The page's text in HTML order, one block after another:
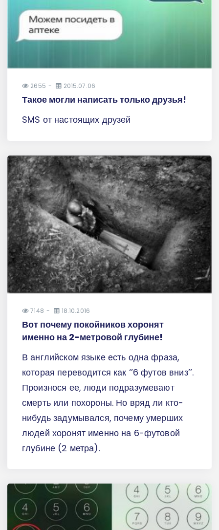
2655 2015.07.06
Такое могли написать только друзья!
SMS от настоящих друзей
7148 18.10.2016
Вот почему покойников хоронят
именно на 2-метровой глубине!
В английском языке есть одна фраза,
которая переводится как ‘’6 футов вниз’’.
Произнося ее, люди подразумевают
смерть или похороны. Но вряд ли кто-
нибудь задумывался, почему умерших
людей хоронят именно на 6-футовой
глубине (2 метра).